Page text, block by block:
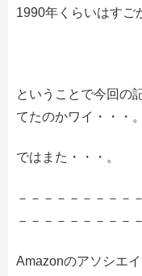
1990年くらいはすご
ということで今回の
てたのかワイ・・・。
ではまた・・・。
－－－－－－－－－
－－－－－－－－－
Amazonのアソシエ